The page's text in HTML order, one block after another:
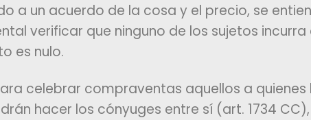
a un acuerdo de la cosa y el precio, se
verificar que ninguno de los sujetos
es nulo.
celebrar compraventas aquellos a
hacer los cónyuges entre sí (art. 1734